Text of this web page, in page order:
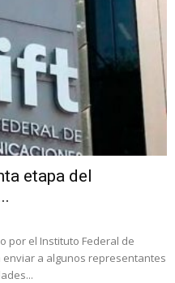
etapa del
por el Instituto Federal de
enviar a algunos representantes